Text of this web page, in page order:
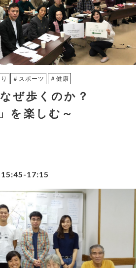
＃スポーツ ＃健康
ぜ歩くのか？
を楽しむ～
15:45-17:15